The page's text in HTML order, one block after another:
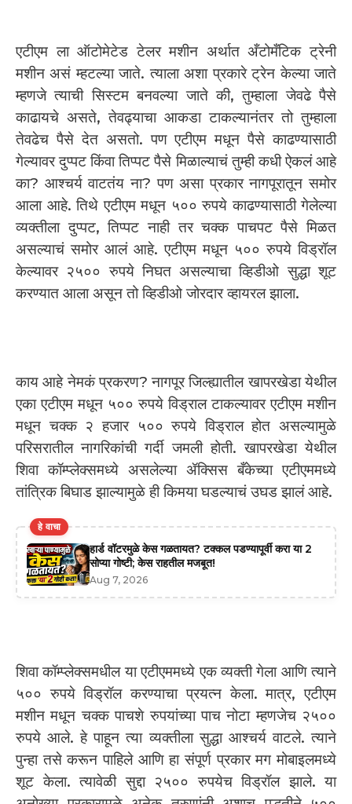
एटीएम ला ऑटोमेटेड टेलर मशीन अर्थात अँटोमँटिक ट्रेनी
मशीन असं म्हटल्या जाते. त्याला अशा प्रकारे ट्रेन केल्या जाते
म्हणजे त्याची सिस्टम बनवल्या जाते की, तुम्हाला जेवढे पैसे
काढायचे असते, तेवढ्याचा आकडा टाकल्यानंतर तो तुम्हाला
तेवढेच पैसे देत असतो. पण एटीएम मधून पैसे काढण्यासाठी
गेल्यावर दुप्पट किंवा तिप्पट पैसे मिळाल्याचं तुम्ही कधी ऐकलं आहे
का? आश्चर्य वाटतंय ना? पण असा प्रकार नागपूरातून समोर
आला आहे. तिथे एटीएम मधून ५०० रुपये काढण्यासाठी गेलेल्या
व्यक्तीला दुप्पट, तिप्पट नाही तर चक्क पाचपट पैसे मिळत
असल्याचं समोर आलं आहे. एटीएम मधून ५०० रुपये विड्रॉल
केल्यावर २५०० रुपये निघत असल्याचा व्हिडीओ सुद्धा शूट
करण्यात आला असून तो व्हिडीओ जोरदार व्हायरल झाला.
काय आहे नेमकं प्रकरण? नागपूर जिल्ह्यातील खापरखेडा येथील
एका एटीएम मधून ५०० रुपये विड्राल टाकल्यावर एटीएम मशीन
मधून चक्क २ हजार ५०० रुपये विड्राल होत असल्यामुळे
परिसरातील नागरिकांची गर्दी जमली होती. खापरखेडा येथील
शिवा कॉम्प्लेक्समध्ये असलेल्या ॲक्सिस बँकेच्या एटीएममध्ये
तांत्रिक बिघाड झाल्यामुळे ही किमया घडल्याचं उघड झालं आहे.
हे वाचा
हार्ड वॉटरमुळे केस गळतायत? टक्कल पडण्यापूर्वी करा या 2
सोप्या गोष्टी; केस राहतील मजबूत!
Aug 7, 2026
शिवा कॉम्प्लेक्समधील या एटीएममध्ये एक व्यक्ती गेला आणि त्याने
५०० रुपये विड्रॉल करण्याचा प्रयत्न केला. मात्र, एटीएम
मशीन मधून चक्क पाचशे रुपयांच्या पाच नोटा म्हणजेच २५००
रुपये आले. हे पाहून त्या व्यक्तीला सुद्धा आश्चर्य वाटले. त्याने
पुन्हा तसे करून पाहिले आणि हा संपूर्ण प्रकार मग मोबाइलमध्ये
शूट केला. त्यावेळी सुद्दा २५०० रुपयेच विड्रॉल झाले. या